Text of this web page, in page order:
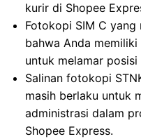
kurir di Shopee
Fotokopi SIM C
bahwa Anda
untuk melamar
Salinan fotokopi
masih berlaku untuk
administrasi dalam
Shopee Express.